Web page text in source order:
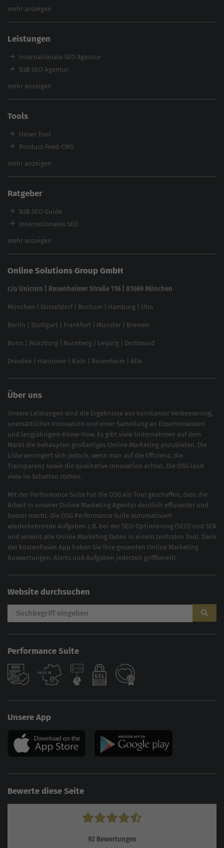
Backlink-Audit 2026
Referenzen
E-Books
Magazin
mehr anzeigen
Leistungen
Internationale SEO Agentur
B2B SEO Agentur
Inhouse SEO Agentur
Enterprise SEO Agentur
Workshops
mehr anzeigen
Tools
Unser Tool
Product-Feed-CMS
Website Analyse
Backlink-Check
Ladezeiten-Check
Brand Protection Tool
Website SEO Check
feed2content.ai
mehr anzeigen
Ratgeber
B2B SEO Guide
Internationales SEO
eCommerce SEO
In ChatGPT gefunden werden
Linkbuilding 2025
Local SEO
SEO für Online Shops
Brand Monitoring 2025
mehr anzeigen
Online Solutions Group GmbH
c/o Unicorn | Rosenheimer Straße 116 | 81669 München
München Düsseldorf| Bochum Hamburg Ulm
Berlin Stuttgart Frankfurt Münster Bremen
Bonn Würzburg Nürnberg Leipzig Dortmund
Dresden Hannover Köln Rosenheim Alle
Über uns
Unsere Leistungen sind die Ergebnisse aus konstanter Verbesserung,
unersättlicher Innovation und einer Sammlung an Expertenwissen
und langjährigem Know-How. Es gibt viele Unternehmen auf dem
Markt die behaupten großartiges Online Marketing anzubieten. Die
Liste verringert sich jedoch, wenn man auf die Effizienz, die
Transparenz sowie die qualitative Innovation achtet. Die OSG lässt
viele im Schatten stehen.
Mit der Performance Suite hat die OSG ein Tool geschaffen, dass die
Arbeit in unserer Online Marketing Agentur deutlich effizienter und
besser macht. Die OSG Performance Suite automatisiert
wiederkehrende Aufgaben z.B. bei der SEO-Optimierung (SEO) und SEA
und vereint alle Online Marketing Daten in einem zentralen Tool. Dank
der kostenfreien App haben Sie Ihre gesamten Online Marketing
Auswertungen, Alerts und Aufgaben jederzeit griffbereit!
Website durchsuchen
Performance Suite
Unsere App
Bewerte diese Seite
92 Bewertungen